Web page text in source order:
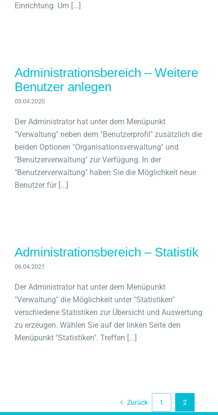
Einrichtung. Um [...]
Administrationsbereich – Weitere
Benutzer anlegen
03.04.2020
Der Administrator hat unter dem Menüpunkt
"Verwaltung" neben dem "Benutzerprofil" zusätzlich die
beiden Optionen "Organisationsverwaltung" und
"Benutzerverwaltung" zur Verfügung. In der
"Benutzerverwaltung" haben Sie die Möglichkeit neue
Benutzer für [...]
Administrationsbereich – Statistik
06.04.2021
Der Administrator hat unter dem Menüpunkt
"Verwaltung" die Möglichkeit unter "Statistiken"
verschiedene Statistiken zur Übersicht und Auswertung
zu erzeugen. Wählen Sie auf der linken Seite den
Menüpunkt "Statistiken". Treffen [...]
Zurück 1 2